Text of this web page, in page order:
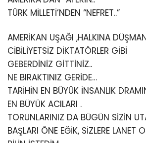
TÜRK MİLLETİ’NDEN “NEFRET..”
AMERİKAN UŞAĞI ,HALKINA
CİBİLİYETSİZ DİKTATÖRLER GİBİ
GEBERDİNİZ GİTTİNİZ..
NE BIRAKTINIZ GERİDE…
TARİHİN EN BÜYÜK İNSANLIK
EN BÜYÜK ACILARI .
TORUNLARINIZ DA BÜGÜN SİZİN
BAŞLARI ÖNE EĞİK, SİZLERE LANET